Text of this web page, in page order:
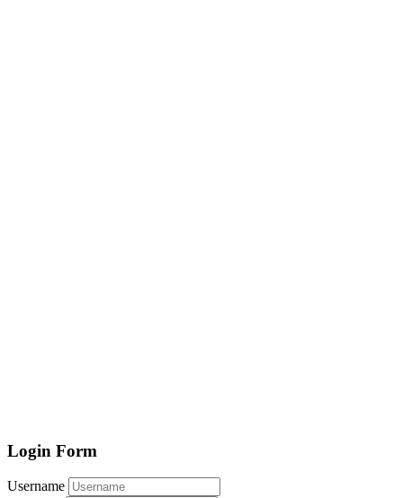
Login Form
Username